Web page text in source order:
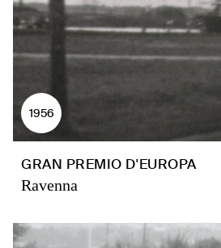
1956
GRAN PREMIO D'EUROPA
Ravenna